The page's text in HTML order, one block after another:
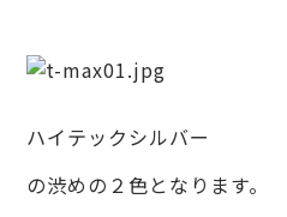
ハイテックシルバー
の渋めの２色となります。